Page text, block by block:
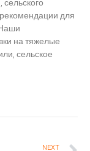
для
на тяжелые
сельское
NEXT